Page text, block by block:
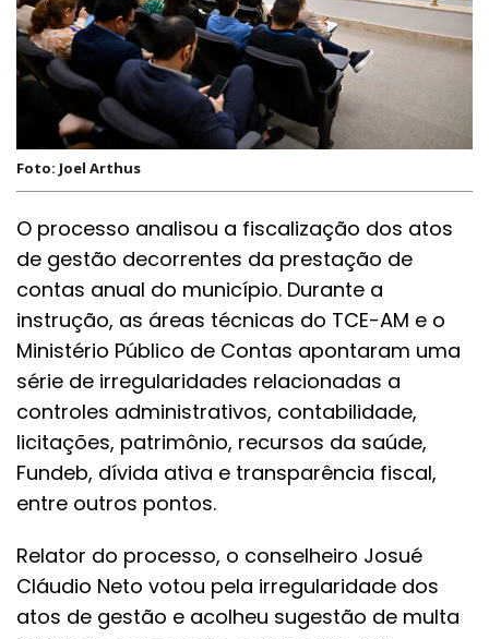
Foto: Joel Arthus
O processo analisou a fiscalização dos atos
de gestão decorrentes da prestação de
contas anual do município. Durante a
instrução, as áreas técnicas do TCE-AM e o
Ministério Público de Contas apontaram uma
série de irregularidades relacionadas a
controles administrativos, contabilidade,
licitações, patrimônio, recursos da saúde,
Fundeb, dívida ativa e transparência fiscal,
entre outros pontos.
Relator do processo, o conselheiro Josué
Cláudio Neto votou pela irregularidade dos
atos de gestão e acolheu sugestão de multa